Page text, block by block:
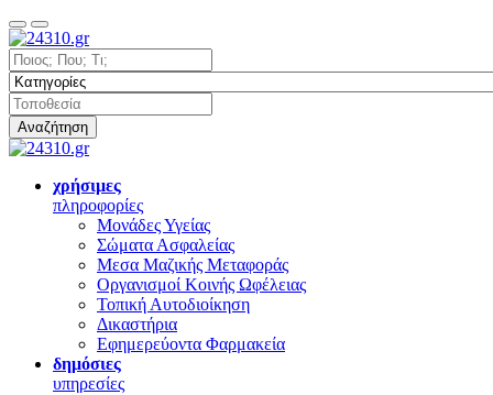
Αναζήτηση
χρήσιμες
πληροφορίες
Μονάδες Υγείας
Σώματα Ασφαλείας
Μεσα Μαζικής Μεταφοράς
Οργανισμοί Κοινής Ωφέλειας
Τοπική Αυτοδιοίκηση
Δικαστήρια
Εφημερεύοντα Φαρμακεία
δημόσιες
υπηρεσίες